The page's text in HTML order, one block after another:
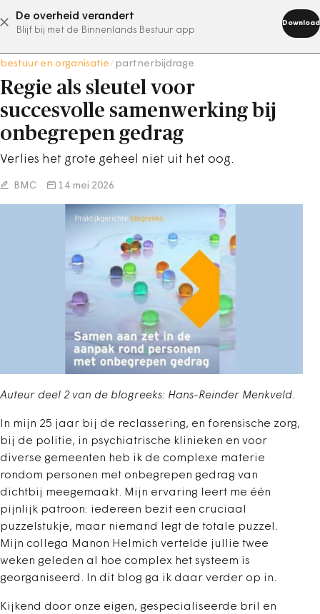
De overheid verandert
Blijf bij met de Binnenlands Bestuur app
Download
abonneer nu
bestuur en organisatie partnerbijdrage
Regie als sleutel voor
succesvolle samenwerking bij
onbegrepen gedrag
Verlies het grote geheel niet uit het oog.
BMC 14 mei 2026
Auteur deel 2 van de blogreeks: Hans-Reinder Menkveld.
In mijn 25 jaar bij de reclassering, en forensische zorg,
bij de politie, in psychiatrische klinieken en voor
diverse gemeenten heb ik de complexe materie
rondom personen met onbegrepen gedrag van
dichtbij meegemaakt. Mijn ervaring leert me één
pijnlijk patroon: iedereen bezit een cruciaal
puzzelstukje, maar niemand legt de totale puzzel.
Mijn collega Manon Helmich vertelde jullie twee
weken geleden al hoe complex het systeem is
georganiseerd. In dit blog ga ik daar verder op in.
Kijkend door onze eigen, gespecialiseerde bril en